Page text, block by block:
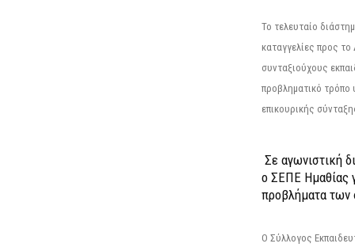
Το τελευταίο
καταγγελίες προς
συνταξιούχους
προβληματικό τρόπο
επικουρικής
Σε αγωνιστική
ο ΣΕΠΕ Ημαθίας
προβλήματα των
Ο Σύλλογος